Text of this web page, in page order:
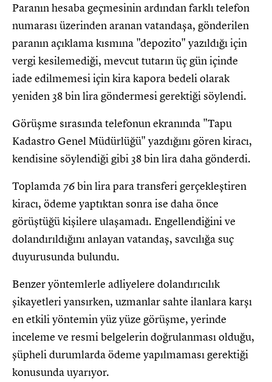
Paranın hesaba geçmesinin ardından farklı telefon
numarası üzerinden aranan vatandaşa, gönderilen
paranın açıklama kısmına "depozito" yazıldığı için
vergi kesilemediği, mevcut tutarın üç gün içinde
iade edilmemesi için kira kapora bedeli olarak
yeniden 38 bin lira göndermesi gerektiği söylendi.
Görüşme sırasında telefonun ekranında "Tapu
Kadastro Genel Müdürlüğü" yazdığını gören kiracı,
kendisine söylendiği gibi 38 bin lira daha gönderdi.
Toplamda 76 bin lira para transferi gerçekleştiren
kiracı, ödeme yaptıktan sonra ise daha önce
görüştüğü kişilere ulaşamadı. Engellendiğini ve
dolandırıldığını anlayan vatandaş, savcılığa suç
duyurusunda bulundu.
Benzer yöntemlerle adliyelere dolandırıcılık
şikayetleri yansırken, uzmanlar sahte ilanlara karşı
en etkili yöntemin yüz yüze görüşme, yerinde
inceleme ve resmi belgelerin doğrulanması olduğu,
şüpheli durumlarda ödeme yapılmaması gerektiği
konusunda uyarıyor.